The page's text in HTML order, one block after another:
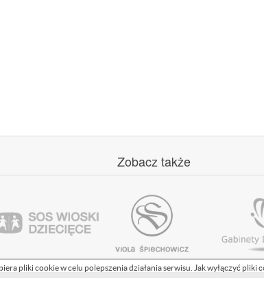
Zobacz także
pliki cookie w celu polepszenia działania serwisu. Jak wyłączyć pliki